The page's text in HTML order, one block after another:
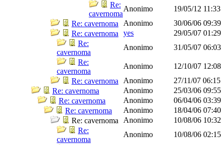
Re:
cavernoma
Anonimo 19/05/12
Re: cavernoma
Anonimo 30/06/06
Re: cavernoma
yes 29/05/07
Re:
cavernoma
Anonimo 31/05/07
Re:
cavernoma
Anonimo 12/10/07
Re: cavernoma
Anonimo 27/11/07
Re: cavernoma
Anonimo 25/03/06
Re: cavernoma
Anonimo 06/04/06
Re: cavernoma
Anonimo 18/04/06
Re: cavernoma
Anonimo 10/08/06
Re:
cavernoma
Anonimo 10/08/06